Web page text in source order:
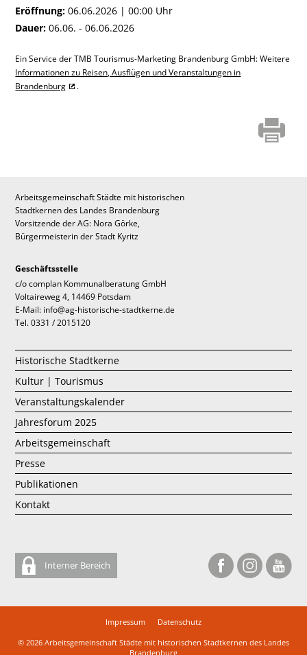
Eröffnung: 06.06.2026 | 00:00 Uhr
Dauer: 06.06. - 06.06.2026
Ein Service der TMB Tourismus-Marketing Brandenburg GmbH: Weitere
Informationen zu Reisen, Ausflügen und Veranstaltungen in
Brandenburg
.
Arbeitsgemeinschaft Städte mit historischen
Stadtkernen des Landes Brandenburg
Vorsitzende der AG: Nora Görke,
Bürgermeisterin der Stadt Kyritz
Geschäftsstelle
c/o complan Kommunalberatung GmbH
Voltaireweg 4, 14469 Potsdam
E-Mail: info@ag-historische-stadtkerne.de
Tel. 0331 / 2015120
Historische Stadtkerne
Kultur | Tourismus
Veranstaltungskalender
Jahresforum 2025
Arbeitsgemeinschaft
Presse
Publikationen
Kontakt
Interner Bereich
Impressum
Datenschutz
© 2026 Arbeitsgemeinschaft Städte mit historischen Stadtkernen des Landes
Brandenburg